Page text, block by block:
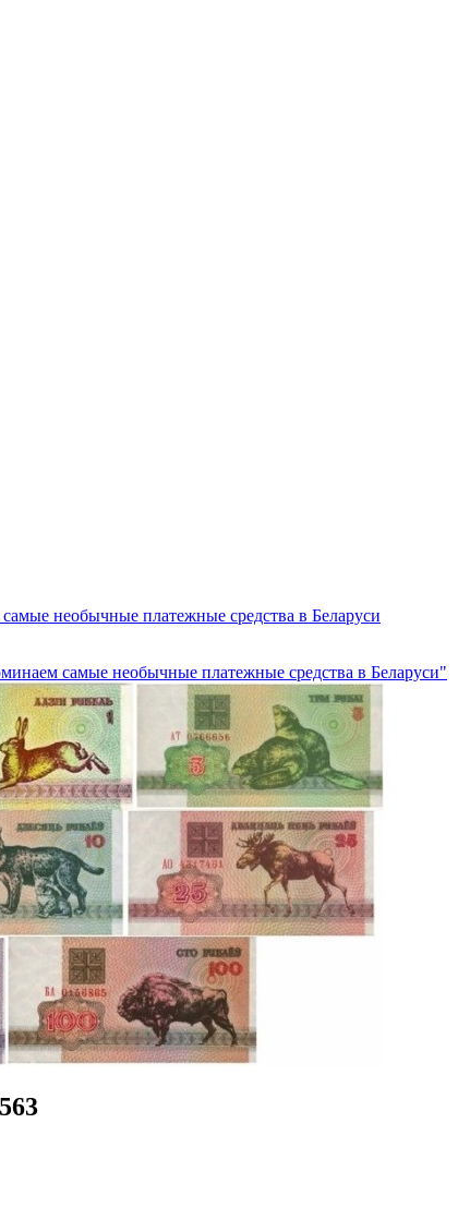
необычные платежные средства в Беларуси
самые необычные платежные средства в Беларуси"